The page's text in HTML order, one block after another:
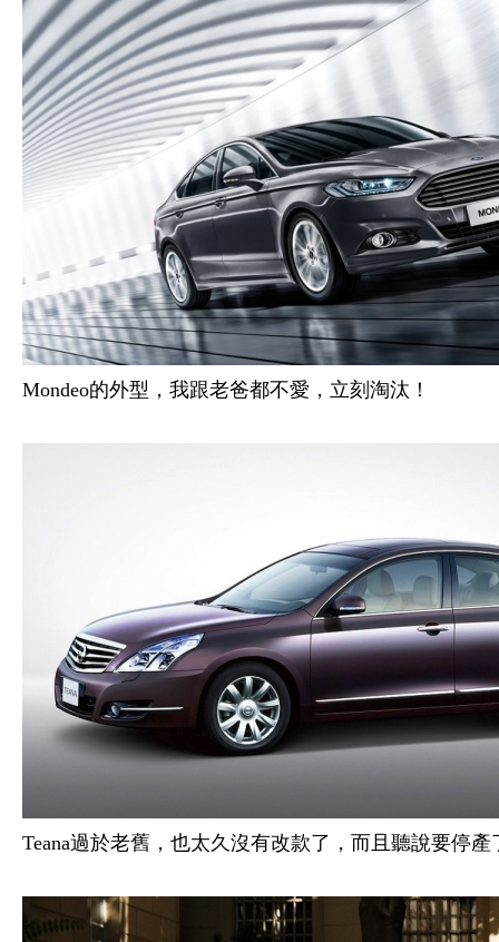
Mondeo的外型，我跟老爸都不愛，立刻淘汰！
Teana過於老舊，也太久沒有改款了，而且聽說要停產